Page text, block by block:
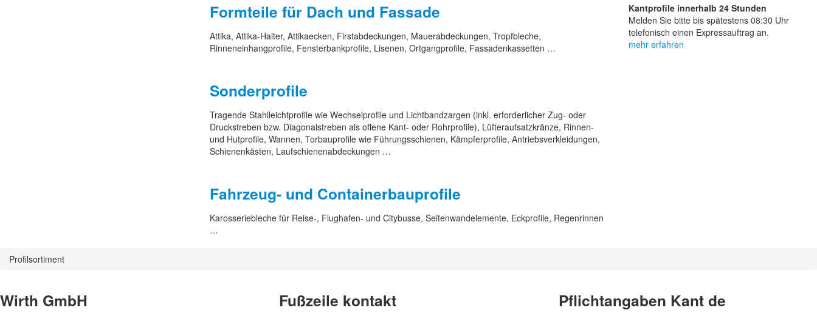
Formteile für Dach und Fassade
Attika, Attika-Halter, Attikaecken, Firstabdeckungen, Mauerabdeckungen, Tropfbleche,
Rinneneinhangprofile, Fensterbankprofile, Lisenen, Ortgangprofile, Fassadenkassetten …
Sonderprofile
Tragende Stahlleichtprofile wie Wechselprofile und Lichtbandzargen (inkl. erforderlicher Zug- oder
Druckstreben bzw. Diagonalstreben als offene Kant- oder Rohrprofile), Lüfteraufsatzkränze, Rinnen-
und Hutprofile, Wannen, Torbauprofile wie Führungsschienen, Kämpferprofile, Antriebsverkleidungen,
Schienenkästen, Laufschienenabdeckungen …
Fahrzeug- und Containerbauprofile
Karosseriebleche für Reise-, Flughafen- und Citybusse, Seitenwandelemente, Eckprofile, Regenrinnen
…
Kantprofile innerhalb 24 Stunden
Melden Sie bitte bis spätestens 08:30 Uhr
telefonisch einen Expressauftrag an.
mehr erfahren
Profilsortiment
Wirth GmbH Fußzeile kontakt Pflichtangaben Kant de